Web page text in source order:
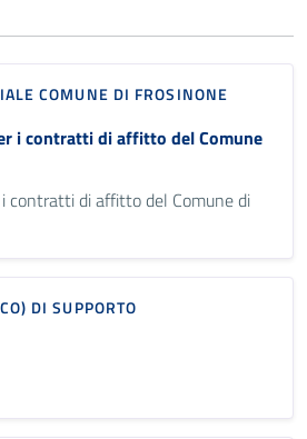
COMUNE DI FROSINONE
i contratti di affitto del Comune
contratti di affitto del Comune di
DI SUPPORTO